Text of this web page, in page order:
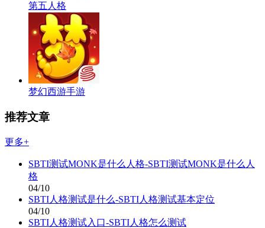
第五人格
梦幻西游手游
推荐文章
更多+
SBTI测试MONK是什么人格-SBTI测试MONK是什么人
格
04/10
SBTI人格测试是什么-SBTI人格测试基本定位
04/10
SBTI人格测试入口-SBTI人格怎么测试